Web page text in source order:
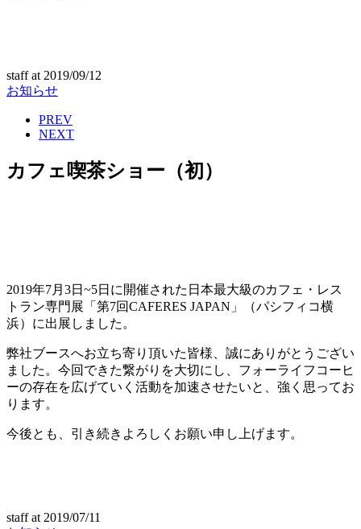
staffat 2019/09/12
お知らせ
PREV
NEXT
カフェ喫茶ショー（初）
2019年7月3日~5日に開催された日本最大級のカフェ・レス
トラン専門展「第7回CAFERES JAPAN」（パシフィコ横
浜）に出展しました。
弊社ブースへお立ち寄り頂いた皆様、誠にありがとうござい
ました。今回できた繋がりを大切にし、フォーライフコーヒ
ーの存在を広げていく活動を加速させたいと、強く思ってお
ります。
今後とも、引き続きよろしくお願い申し上げます。
staffat 2019/07/11